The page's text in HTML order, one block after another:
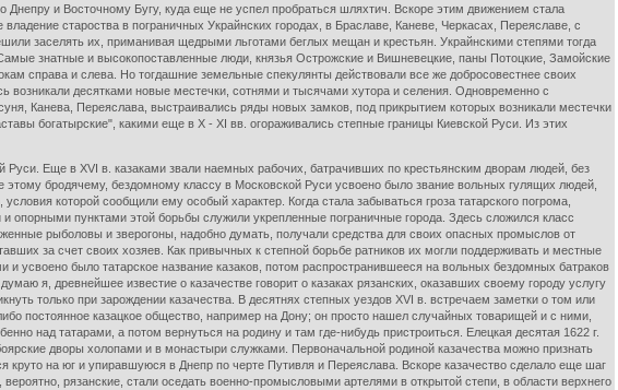
и Восточному Бугу, куда еще не успел пробраться шляхтич. Вскоре этим движением стала
староства в пограничных Украйнских городах, в Браславе, Каневе, Черкасах, Переяславе, с
заселять их, приманивая щедрыми льготами беглых мещан и крестьян. Украйнскими степями тогда
знатные и высокопоставленные люди, князья Острожские и Вишневецкие, паны Потоцкие, Замойские
справа и слева. Но тогдашние земельные спекулянты действовали все же добросовестнее своих
возникали десятками новые местечки, сотнями и тысячами хутора и селения. Одновременно с
Канева, Переяслава, выстраивались ряды новых замков, под прикрытием которых возникали местечки
богатырские", какими еще в Х - XI вв. огораживались степные границы Киевской Руси. Из этих
Еще в XVI в. казаками звали наемных рабочих, батрачивших по крестьянским дворам людей, без
бродячему, бездомному классу в Московской Руси усвоено было звание вольных гулящих людей,
которой сообщили ему особый характер. Когда стала забываться гроза татарского погрома,
опорными пунктами этой борьбы служили укрепленные пограничные города. Здесь сложился класс
рыболовы и зверогоны, надобно думать, получали средства для своих опасных промыслов от
за счет своих хозяев. Как привычных к степной борьбе ратников их могли поддерживать и местные
усвоено было татарское название казаков, потом распространившееся на вольных бездомных батраков
я, древнейшее известие о казачестве говорит о казаках рязанских, оказавших своему городу услугу
только при зарождении казачества. В десятнях степных уездов XVI в. встречаем заметки о том или
постоянное казацкое общество, например на Дону; он просто нашел случайных товарищей и с ними,
над татарами, а потом вернуться на родину и там где-нибудь пристроиться. Елецкая десятая 1622 г.
дворы холопами и в монастыри служками. Первоначальной родиной казачества можно признать
на юг и упиравшуюся в Днепр по черте Путивля и Переяслава. Вскоре казачество сделало еще шаг
рязанские, стали оседать военно-промысловыми артелями в открытой степи, в области верхнего